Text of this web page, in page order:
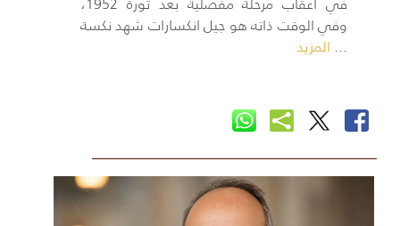
وفي الوقت ذاته هو جيل انكسارات شهد نكسة
...المزيد